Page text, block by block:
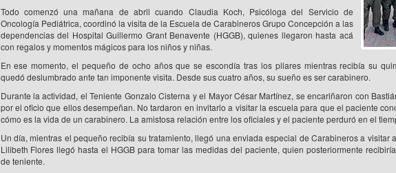
Todo comenzó una mañana de abril cuando Claudia Koch, Psicóloga del Servicio de
Oncología Pediátrica, coordinó la visita de la Escuela de Carabineros Grupo Concepción a las
dependencias del Hospital Guillermo Grant Benavente (HGGB), quienes llegaron hasta acá
con regalos y momentos mágicos para los niños y niñas.
En ese momento, el pequeño de ocho años que se escondía tras los pilares mientras recibía su
quedó deslumbrado ante tan imponente visita. Desde sus cuatro años, su sueño es ser carabinero.
Durante la actividad, el Teniente Gonzalo Cisterna y el Mayor César Martínez, se encariñaron con
por el oficio que ellos desempeñan. No tardaron en invitarlo a visitar la escuela para que el paciente
cómo es la vida de un carabinero. La amistosa relación entre los oficiales y el paciente perduró en el
Un día, mientras el pequeño recibía su tratamiento, llegó una enviada especial de Carabineros a visitar
Lilibeth Flores llegó hasta el HGGB para tomar las medidas del paciente, quien posteriormente
de teniente.